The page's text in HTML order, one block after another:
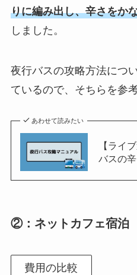
りに編み出し、辛さをか
しました。
夜行バスの攻略方法につ
ているので、そちらを参考
あわせて読みたい
【ライ
バスの
②：ネットカフェ宿泊
費用の比較